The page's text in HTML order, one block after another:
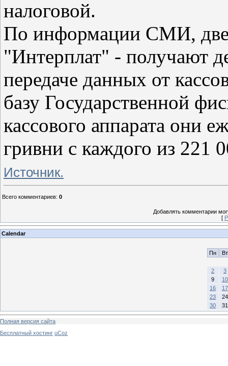
налоговой.
По информации СМИ,
"Интерплат" - получают
передаче данных от
базу Государственной
кассового аппарата они
гривни с каждого из 221
Источник.
Всего комментариев: 0
Добавлять комментарии
[
Calendar
Пн Вт
2
3
9
10
16
17
23
24
30
31
Полная версия сайта
Бесплатный хостинг uCoz